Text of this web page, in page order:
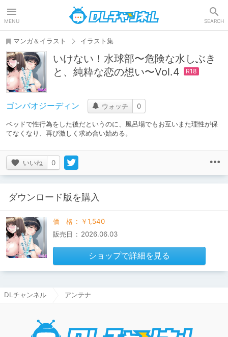
MENU SEARCH
マンガ＆イラスト イラスト集
いいね 0
いけない！水球部〜危険な水しぶき
と、純粋な恋の想い〜Vol.4
ゴンバオジーディン ウォッチ 0
ベッドで性行為をした後だというのに、風呂場でもお互いまた理性が保
てなくなり、再び激しく求め合い始める。
ダウンロード版を購入
価格 :
￥1,540
販売日 : 2026.06.03
ショップで詳細を見る
DLチャンネル アンテナ